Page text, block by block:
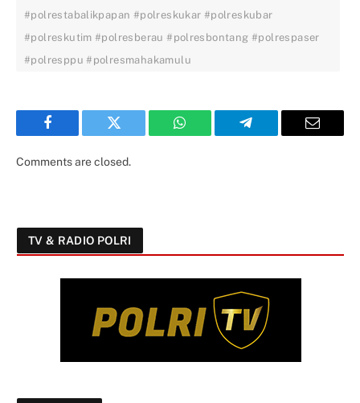
#polrestabalikpapan #polreskukar #polreskubar
#polreskutim #polresberau #polresbontang #polrespaser
#polresppu #polresmahakamulu
Facebook Twitter WhatsApp Telegram Email
Comments are closed.
TV & RADIO POLRI